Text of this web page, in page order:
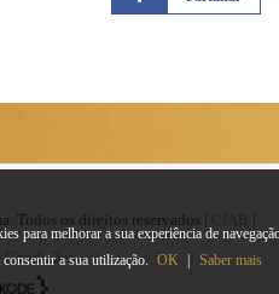
Todos os direitos reservados | CIAB
Condições
para melhorar a sua experiência de
a sua utilização. OK Saber mais